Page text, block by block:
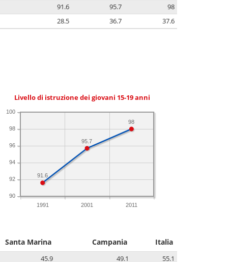
91.6 95.7
98
28.5 36.7 37.6
Livello di istruzione dei giovani 15-19 anni
1991 2001 2011
90
92
94
96
98
100
98
95.7
91.6
Santa Marina Campania Italia
45.9 49.1
55.1